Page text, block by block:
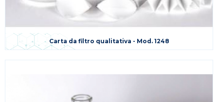
Carta da filtro qualitativa - Mod. 1248